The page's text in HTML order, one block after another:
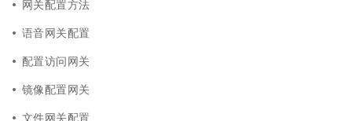
网关配置方法
语音网关配置
配置访问网关
镜像配置网关
文件网关配置